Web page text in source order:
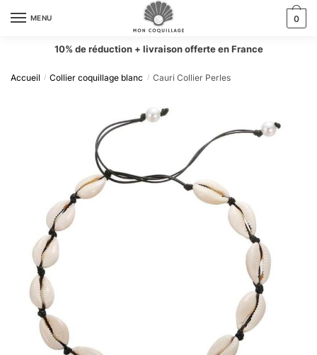
MENU 0
10% de réduction + livraison offerte en France
Accueil / Collier coquillage blanc / Cauri Collier Perles